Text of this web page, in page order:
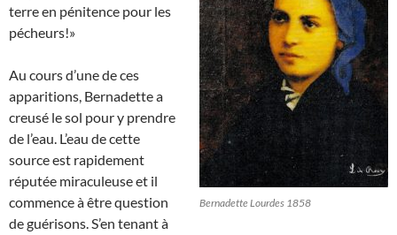
Bernadette Lourdes 1858
terre en pénitence pour les
pécheurs!»
Au cours d’une de ces
apparitions, Bernadette a
creusé le sol pour y prendre
de l’eau. L’eau de cette
source est rapidement
réputée miraculeuse et il
commence à être question
de guérisons. S’en tenant à